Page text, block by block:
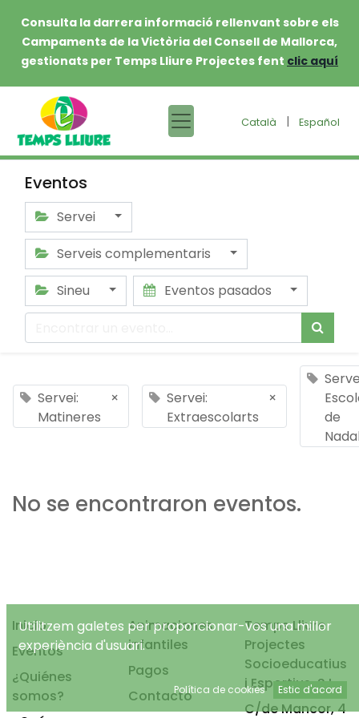
Consulta la darrera informació rellenvant sobre els
Campaments de la Victòria del Consell de Mallorca,
gestionats per Temps Lliure Projectes fent clic aquí
Català | Español
Eventos
Servei
Serveis complementaris
Sineu
Eventos pasados
Servei:
Matineres
×
Servei:
Extraescolarts
×
de
No se encontraron eventos.
Inicio
Eventos
¿Quiénes
somos?
Animaciones
infantiles
Pagos
Contacto
Temps Lliure
Projectes
Socioeducatius
i Esportius, S.L.
C/de Mancor, 4
Utilitzem galetes per proporcionar-vos una millor
experiència d'usuari.
Política de cookies Estic d'acord